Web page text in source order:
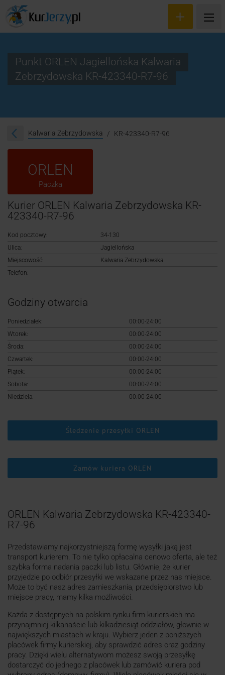
Śledzenie przesyłki
Rejestracja
Punkt ORLEN Jagiellońska Kalwaria
Zebrzydowska KR-423340-R7-96
Kalwaria Zebrzydowska KR-423340-R7-96
ORLEN
Paczka
Kurier ORLEN Kalwaria Zebrzydowska KR-
423340-R7-96
Kod pocztowy:
34-130
Ulica:
Jagiellońska
Miejscowość:
Kalwaria Zebrzydowska
Telefon:
Godziny otwarcia
Poniedziałek:
00:00-24:00
Wtorek:
00:00-24:00
Środa:
00:00-24:00
Czwartek:
00:00-24:00
Piątek:
00:00-24:00
Sobota:
00:00-24:00
Niedziela:
00:00-24:00
Śledzenie przesyłki ORLEN
Zamów kuriera ORLEN
ORLEN Kalwaria Zebrzydowska KR-423340-
R7-96
Przedstawiamy najkorzystniejszą formę wysyłki jaką jest
transport kurierem. To nie tylko opłacalna cenowo oferta, ale też
szybka forma nadania paczki lub listu. Głównie, że kurier
przyjedzie po odbiór przesyłki we wskazane przez nas miejsce.
Może to być nasz adres zamieszkania, przedsiębiorstwo lub
miejsce pracy, mamy kilka możliwości.
Każda z dostępnych na polskim rynku firm kurierskich ma
przynajmniej kilkanaście lub kilkadziesiąt oddziałów, głownie w
największych miastach w kraju. Wybierz jeden z poniższych
placówek firmy kurierskiej, aby sprawdzić adres oraz godziny
pracy. Dzięki wielu alternatywom możesz swoją przesyłkę
dostarczyć do jednego z placówek lub zamówić kuriera pod